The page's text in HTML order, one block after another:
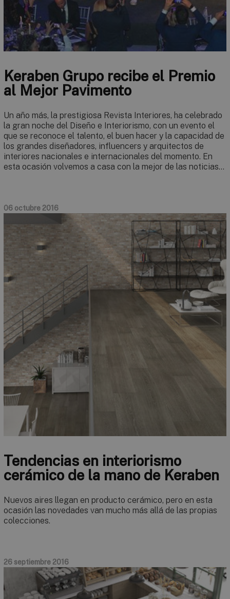
Keraben Grupo recibe el Premio
al Mejor Pavimento
Un año más, la prestigiosa Revista Interiores, ha celebrado
la gran noche del Diseño e Interiorismo, con un evento el
que se reconoce el talento, el buen hacer y la capacidad de
los grandes diseñadores, influencers y arquitectos de
interiores nacionales e internacionales del momento. En
esta ocasión volvemos a casa con la mejor de las noticias…
06 octubre 2016
Tendencias en interiorismo
cerámico de la mano de Keraben
Nuevos aires llegan en producto cerámico, pero en esta
ocasión las novedades van mucho más allá de las propias
colecciones.
26 septiembre 2016